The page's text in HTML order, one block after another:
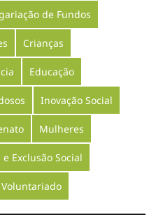
de Fundos
Crianças
Educação
Inovação Social
Mulheres
e Exclusão Social
Voluntariado